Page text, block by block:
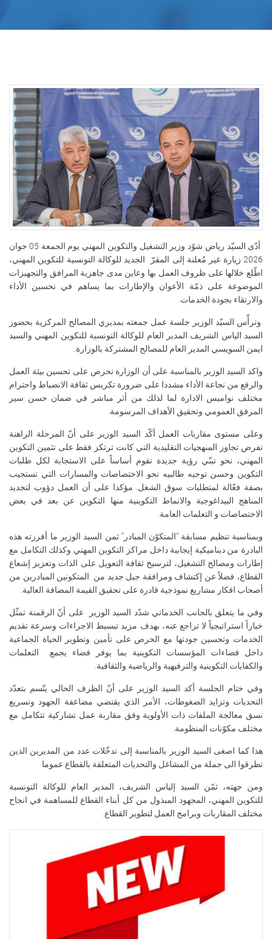
أدّى السيّد رياض شوّد وزير التشغيل والتكوين المهني يوم الجمعة 05 جوان
2026 زيارة غير مُعلنة إلى المقرّ الجديد للوكالة التونسية للتكوين المهني،
اطّلع خلالها على ظروف العمل بها وعاين مدى جاهزية المرافق والتجهيزات
الموضوعة على ذمّة الأعوان والإطارات بما يساهم في تحسين الأداء
والارتقاء بجودة الخدمات.
وترأّس السيّد الوزير جلسة عمل جمعته بمديري المصالح المركزية بحضور
السيد الياس الشريف المدير العام للوكالة التونسية للتكوين المهني والسيد
ايمن السويسي المدير العام للمصالح المشتركة بالوزارة.
واكد السيد الوزير بالمناسبة على أن الوزارة تحرص على تحسين بيئة العمل
والرفع من نجاعة الأداء مشددا على ضرورة تكريس ثقافة الانضباط واحترام
مختلف نواميس الادارة لما لذلك من أثر مباشر في ضمان حسن سير
المرفق العمومي وتحقيق الأهداف المرسومة.
وعلى مستوى مقاربات العمل أكّد السيد الوزير على أنّ المرحلة الراهنة
تفرض تجاوز المنهجيات التقليدية التي كانت ترتكز فقط على تثمين التكوين
المهني، نحو تبنّي رؤية جديدة تقوم أساساً على الاستجابة لكل طلبات
التكوين وحسن توجيه طالبيه نحو الاختصاصات والمسارات التي تستجيب
بصفة فعّالة لمتطلبات سوق الشغل. مؤكدا على أن العمل دؤوب لتجديد
المناهج البيداغوجية والانماط التكوينية منها التكوين عن بعد في بعض
الاختصاصات و التعلمات العامة.
وبمناسبة تنظيم مسابقة “المتكوّن المبادر” ثمن السيد الوزير ما أفرزته هذه
البادرة من ديناميكية إيجابية داخل مراكز التكوين المهني وكذلك التكامل مع
إطارات ومصالح التشغيل، لترسيخ ثقافة التعويل على الذات وتعزيز إشعاع
القطاع، فضلاً عن إكتشاف ومرافقة جيل جديد من المتكونين المبادرين من
أصحاب افكار مشاريع نموذجية قادرة على تحقيق القيمة المضافة العالية.
وفي ما يتعلق بالجانب الخدماتي شدّد السيد الوزير على أنّ الرقمنة تمثّل
خياراً استراتيجياً لا تراجع عنه، بهدف مزيد تبسيط الاجراءات وسرعة تقديم
الخدمات وتحسين جودتها مع الحرص على تأمين وتطوير الحياة الجماعية
داخل فضاءات المؤسسات التكوينية بما يوفر فضاء يجمع التعلمات
والكفايات التكوينية والترفيهية والرياضية والثقافية.
وفي ختام الجلسة أكد السيد الوزير على أنّ الظرف الحالي يتّسم بتعدّد
التحديات وتزايد الضغوطات، الأمر الذي يقتضي مضاعفة الجهود وتسريع
نسق معالجة الملفات ذات الأولوية وفق مقاربة عمل تشاركية تتكامل مع
مختلف مكوّنات المنظومة.
هذا كما اصغى السيد الوزير بالمناسبة إلى تدخّلات عدد من المديرين الذين
تطرقوا الى جملة من المشاغل والتحديات المتعلقة بالقطاع عموما
ومن جهته، ثمّن السيد إلياس الشريف، المدير العام للوكالة التونسية
للتكوين المهني، المجهود المبذول من كل أبناء القطاع للمساهمة في انجاح
مختلف المقاربات وبرامج العمل لتطوير القطاع.